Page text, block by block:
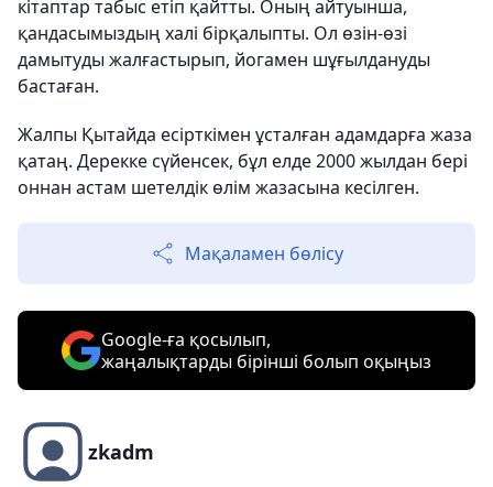
кітаптар табыс етіп қайтты. Оның айтуынша,
қандасымыздың халі бірқалыпты. Ол өзін-өзі
дамытуды жалғастырып, йогамен шұғылдануды
бастаған.
Жалпы Қытайда есірткімен ұсталған адамдарға жаза
қатаң. Дерекке сүйенсек, бұл елде 2000 жылдан бері
оннан астам шетелдік өлім жазасына кесілген.
Мақаламен бөлісу
Google-ға қосылып,
жаңалықтарды бірінші болып оқыңыз
zkadm